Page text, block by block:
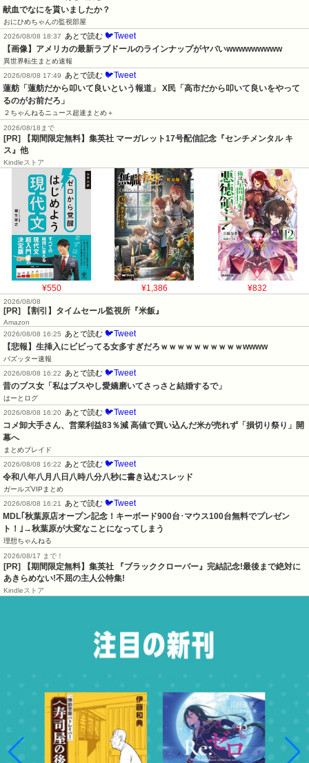
献血でなにを貰いましたか？
おにひめちゃんの監視部屋
2026/08/08 18:37
あとで読む 🐦Tweet
【画像】アメリカの最新ラブドールのラインナップがヤバいwwwwwwwww
異世界転生まとめ速報
2026/08/08 17:49
あとで読む 🐦Tweet
蓮舫「蓮舫だから叩いて良いという報道」 X民「高市だから叩いて良いをやって
るのがお前だろ」
２ちゃんねるニュース超速まとめ＋
2026/08/18まで
[PR] 【期間限定無料】集英社 マーガレット17号配信記念『センチメンタル キ
ス』他
Kindleストア
¥550 ¥1,386 ¥832
2026/08/08
[PR] 【割引】タイムセール監視所『米飯』
Amazon
2026/08/08 16:25
あとで読む 🐦Tweet
【悲報】生挿入にビビってる女多すぎだろｗｗｗｗｗｗｗｗｗｗwwww
バズッター速報
2026/08/08 16:22
あとで読む 🐦Tweet
昔のブス女「私はブスやし愛嬌磨いてさっさと結婚するで」
はーとログ
2026/08/08 16:20
あとで読む 🐦Tweet
コメ卸大手さん、営業利益83％減 高値で買い込んだ米が売れず「損切り祭り」開
幕へ
まとめブレイド
2026/08/08 16:22
あとで読む 🐦Tweet
令和八年八月八日八時八分八秒に書き込むスレッド
ガールズVIPまとめ
2026/08/08 16:21
あとで読む 🐦Tweet
MDL｢秋葉原店オープン記念！キーボード900台･マウス100台無料でプレゼン
ト！｣→秋葉原が大変なことになってしまう
理想ちゃんねる
2026/08/17 まで！
[PR] 【期間限定無料】集英社 『ブラッククローバー』完結記念!最後まで絶対に
あきらめない!不屈の主人公特集!
Kindleストア